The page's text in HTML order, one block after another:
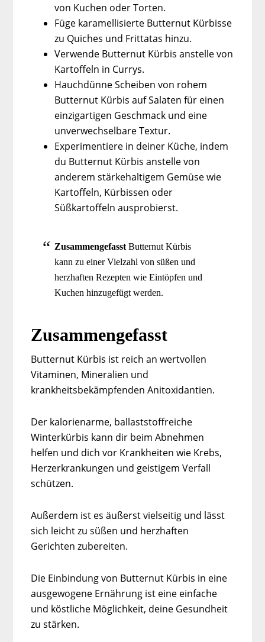
von Kuchen oder Torten.
Füge karamellisierte Butternut Kürbisse
zu Quiches und Frittatas hinzu.
Verwende Butternut Kürbis anstelle von
Kartoffeln in Currys.
Hauchdünne Scheiben von rohem
Butternut Kürbis auf Salaten für einen
einzigartigen Geschmack und eine
unverwechselbare Textur.
Experimentiere in deiner Küche, indem
du Butternut Kürbis anstelle von
anderem stärkehaltigem Gemüse wie
Kartoffeln, Kürbissen oder
Süßkartoffeln ausprobierst.
ZusammengefasstButternut Kürbis
kann zu einer Vielzahl von süßen und
herzhaften Rezepten wie Eintöpfen und
Kuchen hinzugefügt werden.
Zusammengefasst
Butternut Kürbis ist reich an wertvollen
Vitaminen, Mineralien und
krankheitsbekämpfenden Anitoxidantien.
Der kalorienarme, ballaststoffreiche
Winterkürbis kann dir beim Abnehmen
helfen und dich vor Krankheiten wie Krebs,
Herzerkrankungen und geistigem Verfall
schützen.
Außerdem ist es äußerst vielseitig und lässt
sich leicht zu süßen und herzhaften
Gerichten zubereiten.
Die Einbindung von Butternut Kürbis in eine
ausgewogene Ernährung ist eine einfache
und köstliche Möglichkeit, deine Gesundheit
zu stärken.